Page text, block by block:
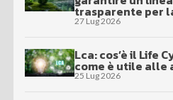
trasparente per
27 Lug 2026
Lca: cos’è il Life
come è utile alle
25 Lug 2026